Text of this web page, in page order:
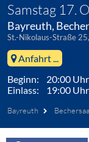
Samstag 17.
Bayreuth,
St.-Nikolaus-Straße
Anfahrt ...
Beginn: 20:00 Uhr
Einlass: 19:00 Uhr
Bayreuth